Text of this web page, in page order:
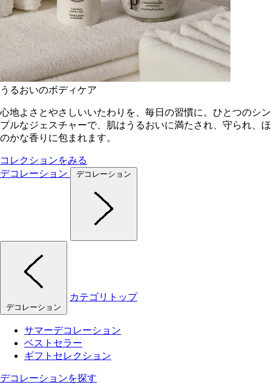
うるおいのボディケア
心地よさとやさしいいたわりを、毎日の習慣に。ひとつのシン
プルなジェスチャーで、肌はうるおいに満たされ、守られ、ほ
のかな香りに包まれます。
コレクションをみる
デコレーション
デコレーション
デコレーション
カテゴリトップ
サマーデコレーション
ベストセラー
ギフトセレクション
デコレーションを探す